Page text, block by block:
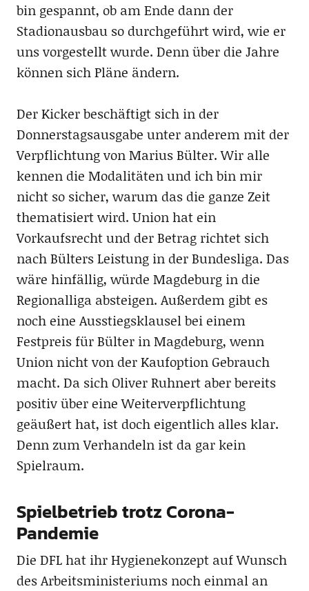
bin gespannt, ob am Ende dann der
Stadionausbau so durchgeführt wird, wie er
uns vorgestellt wurde. Denn über die Jahre
können sich Pläne ändern.
Der Kicker beschäftigt sich in der
Donnerstagsausgabe unter anderem mit der
Verpflichtung von Marius Bülter. Wir alle
kennen die Modalitäten und ich bin mir
nicht so sicher, warum das die ganze Zeit
thematisiert wird. Union hat ein
Vorkaufsrecht und der Betrag richtet sich
nach Bülters Leistung in der Bundesliga. Das
wäre hinfällig, würde Magdeburg in die
Regionalliga absteigen. Außerdem gibt es
noch eine Ausstiegsklausel bei einem
Festpreis für Bülter in Magdeburg, wenn
Union nicht von der Kaufoption Gebrauch
macht. Da sich Oliver Ruhnert aber bereits
positiv über eine Weiterverpflichtung
geäußert hat, ist doch eigentlich alles klar.
Denn zum Verhandeln ist da gar kein
Spielraum.
Spielbetrieb trotz Corona-
Pandemie
Die DFL hat ihr Hygienekonzept auf Wunsch
des Arbeitsministeriums noch einmal an